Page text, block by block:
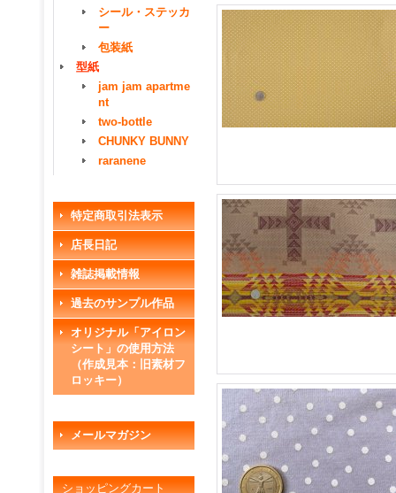
シール・ステッカ
ー
包装紙
型紙
jam jam apartme
nt
two-bottle
CHUNKY BUNNY
raranene
特定商取引法表示
店長日記
雑誌掲載情報
過去のサンプル作品
オリジナル「アイロン
シート」の使用方法
（作成見本：旧素材フ
ロッキー）
メールマガジン
ショッピングカート